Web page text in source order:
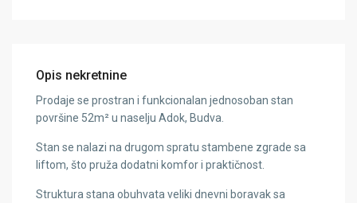
Opis nekretnine
Prodaje se prostran i funkcionalan jednosoban stan
površine 52m² u naselju Adok, Budva.
Stan se nalazi na drugom spratu stambene zgrade sa
liftom, što pruža dodatni komfor i praktičnost.
Struktura stana obuhvata veliki dnevni boravak sa